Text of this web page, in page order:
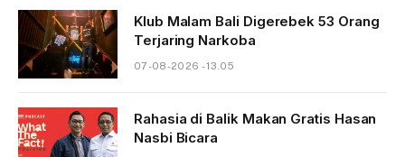
Klub Malam Bali Digerebek 53 Orang
Terjaring Narkoba
07-08-2026 - 13.05
Rahasia di Balik Makan Gratis Hasan
Nasbi Bicara